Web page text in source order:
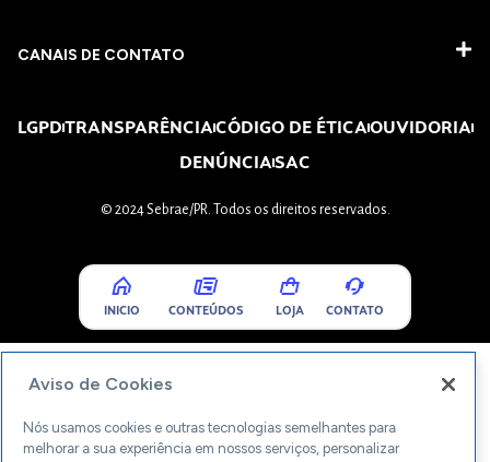
CANAIS DE CONTATO
LGPDTRANSPARÊNCIACÓDIGO DE ÉTICAOUVIDORIA
DENÚNCIASAC
© 2024 Sebrae/PR. Todos os direitos reservados.
INICIO CONTEÚDOS LOJA CONTATO
Aviso de Cookies
Nós usamos cookies e outras tecnologias semelhantes para
melhorar a sua experiência em nossos serviços, personalizar